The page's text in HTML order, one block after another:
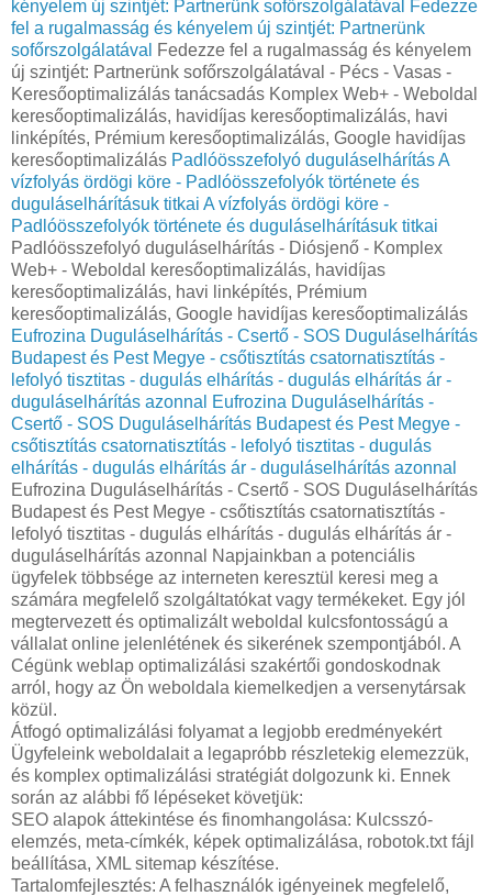
kényelem új szintjét: Partnerünk sofőrszolgálatával
Fedezze
fel a rugalmasság és kényelem új szintjét: Partnerünk
sofőrszolgálatával
Fedezze fel a rugalmasság és kényelem
új szintjét: Partnerünk sofőrszolgálatával - Pécs - Vasas -
Keresőoptimalizálás tanácsadás Komplex Web+ - Weboldal
keresőoptimalizálás, havidíjas keresőoptimalizálás, havi
linképítés, Prémium keresőoptimalizálás, Google havidíjas
keresőoptimalizálás Padlóösszefolyó duguláselhárításA
vízfolyás ördögi köre - Padlóösszefolyók története és
duguláselhárításuk titkai A vízfolyás ördögi köre -
Padlóösszefolyók története és duguláselhárításuk titkai
Padlóösszefolyó duguláselhárítás - Diósjenő - Komplex
Web+ - Weboldal keresőoptimalizálás, havidíjas
keresőoptimalizálás, havi linképítés, Prémium
keresőoptimalizálás, Google havidíjas keresőoptimalizálás
Eufrozina Duguláselhárítás - Csertő - SOS Duguláselhárítás
Budapest és Pest Megye - csőtisztítás csatornatisztítás -
lefolyó tisztitas - dugulás elhárítás - dugulás elhárítás ár -
duguláselhárítás azonnal
Eufrozina Duguláselhárítás -
Csertő - SOS Duguláselhárítás Budapest és Pest Megye -
csőtisztítás csatornatisztítás - lefolyó tisztitas - dugulás
elhárítás - dugulás elhárítás ár - duguláselhárítás azonnal
Eufrozina Duguláselhárítás - Csertő - SOS Duguláselhárítás
Budapest és Pest Megye - csőtisztítás csatornatisztítás -
lefolyó tisztitas - dugulás elhárítás - dugulás elhárítás ár -
duguláselhárítás azonnal Napjainkban a potenciális
ügyfelek többsége az interneten keresztül keresi meg a
számára megfelelő szolgáltatókat vagy termékeket. Egy jól
megtervezett és optimalizált weboldal kulcsfontosságú a
vállalat online jelenlétének és sikerének szempontjából. A
Cégünk weblap optimalizálási szakértői gondoskodnak
arról, hogy az Ön weboldala kiemelkedjen a versenytársak
közül.
Átfogó optimalizálási folyamat a legjobb eredményekért
Ügyfeleink weboldalait a legapróbb részletekig elemezzük,
és komplex optimalizálási stratégiát dolgozunk ki. Ennek
során az alábbi fő lépéseket követjük:
SEO alapok áttekintése és finomhangolása: Kulcsszó-
elemzés, meta-címkék, képek optimalizálása, robotok.txt fájl
beállítása, XML sitemap készítése.
Tartalomfejlesztés: A felhasználók igényeinek megfelelő,